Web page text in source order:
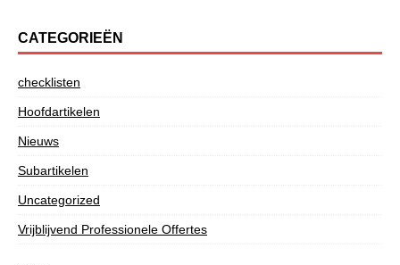
CATEGORIEËN
checklisten
Hoofdartikelen
Nieuws
Subartikelen
Uncategorized
Vrijblijvend Professionele Offertes